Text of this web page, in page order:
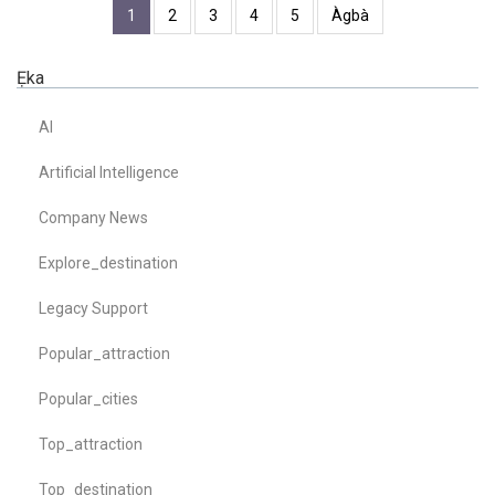
1 2 3 4 5 Àgbà
Ẹka
AI
Artificial Intelligence
Company News
Explore_destination
Legacy Support
Popular_attraction
Popular_cities
Top_attraction
Top_destination